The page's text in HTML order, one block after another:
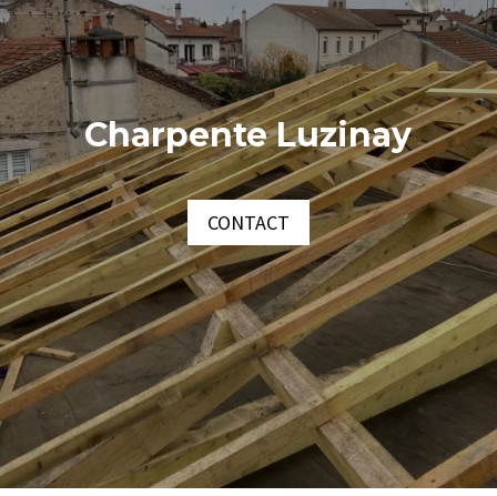
Charpente Luzinay
CONTACT